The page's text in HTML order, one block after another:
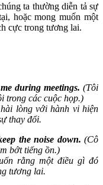
ta thường diễn tả sự
hoặc mong muốn một
cực trong tương lai.
during meetings. (Tôi
trong các cuộc họp.)
lòng với hành vi hiện
thay đổi.
the noise down.(Cô
bớt tiếng ồn.)
rằng một điều gì đó
tương lai.